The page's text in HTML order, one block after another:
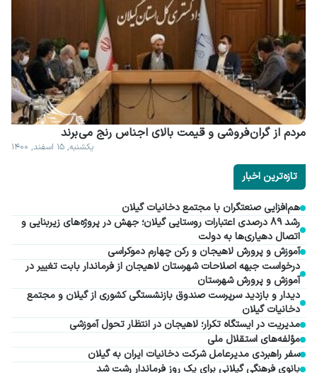
مردم از گران فروشی و قیمت بالای اجناس رنج می برند
یکشنبه, ۱۵ اسفند, ۱۴۰۰
تازه‌ترین اخبار
هم‌افزایی صنعتگران با مجتمع دخانیات گیلان
رشد ۸۹ درصدی اعتبارات روستایی گیلان؛ جهش در پروژه‌های زیربنایی و
اتصال دهیاری‌ها به دولت
آموزش و پرورش لاهیجان و رکن چهارم دموکراسی
درخواست جبهه اصلاحات شهرستان لاهیجان از فرماندار بابت تغییر در
آموزش و پرورش شهرستان
دیدار و بازدید سرپرست صندوق بازنشستگی کشوری از گیلان و مجتمع
دخانیات گیلان
مدیریت در ایستگاه تکرار؛ لاهیجان در انتظار تحول آموزشی
مؤلفه‌های استقلال ملی
سفر راهبردی مدیرعامل شرکت دخانیات ایران به گیلان
بانوی فرهنگی گیلانی برای یک روز فرماندار رشت شد